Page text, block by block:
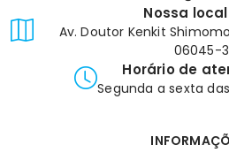
Nossa
Av. Doutor Kenkit
06045-
Horário de
Segunda a sexta